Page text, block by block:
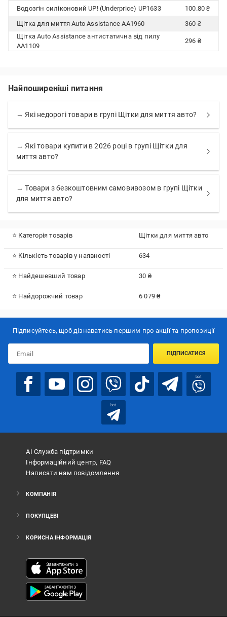
Водозгін силіконовий UP! (Underprice) UP1633
100.80 ₴
Щітка для миття Auto Assistance AA1960
360 ₴
Щітка Auto Assistance антистатична від пилу
AA1109
296 ₴
Найпоширеніші питання
→ Які недорогі товари в групі Щітки для миття авто?
→ Які товари купити в 2026 році в групі Щітки для
миття авто?
→ Товари з безкоштовним самовивозом в групі Щітки
для миття авто?
⭐ Категорія товарів Щітки для миття авто
⭐ Кількість товарів у наявності 634
⭐ Найдешевший товар 30 ₴
⭐ Найдорожчий товар 6 079 ₴
Підписуйтесь, щоб дізнаватись першим про акції та пропозиції
ПІДПИСАТИСЯ
bot
bot
АІ Служба підтримки
Інформаційний центр, FAQ
Написати нам повідомлення
КОМПАНІЯ
ПОКУПЦЕВІ
КОРИСНА ІНФОРМАЦІЯ